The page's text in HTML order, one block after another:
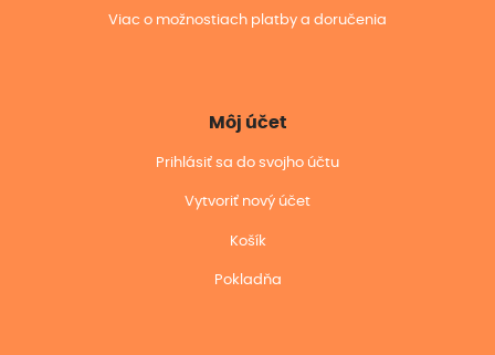
Viac o možnostiach platby a doručenia
Môj účet
Prihlásiť sa do svojho účtu
Vytvoriť nový účet
Košík
Pokladňa